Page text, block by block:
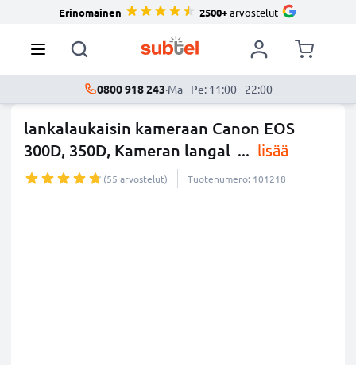
Erinomainen 2500+arvostelut
0800 918 243·Ma - Pe: 11:00 - 22:00
lankalaukaisin kameraan Canon EOS
300D, 350D, Kameran langal ... lisää
(55 arvostelut) Tuotenumero: 101218